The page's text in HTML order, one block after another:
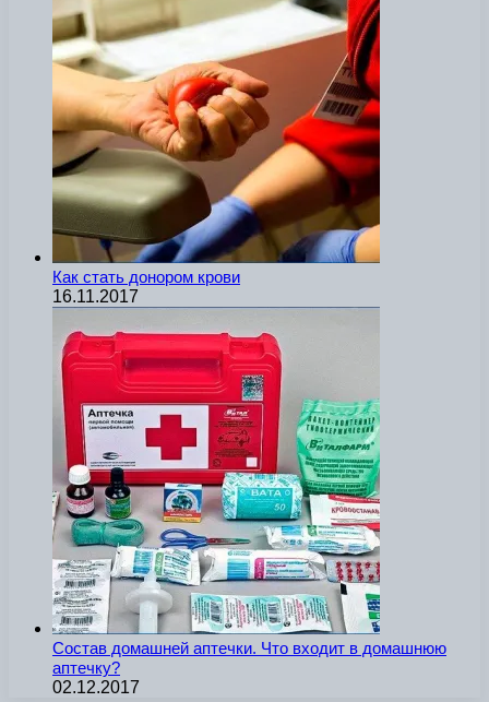
Как стать донором крови
16.11.2017
Состав домашней аптечки. Что входит в домашнюю
аптечку?
02.12.2017